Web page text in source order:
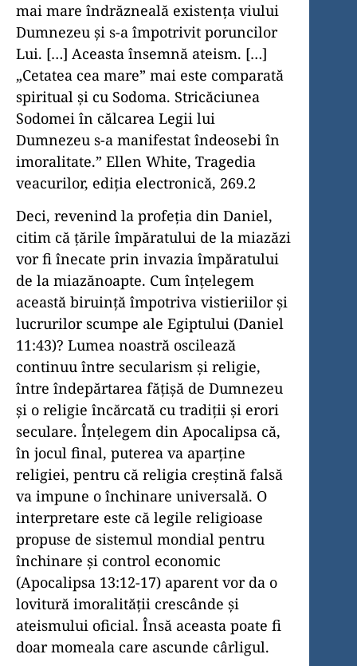
mai mare îndrăzneală existența viului
Dumnezeu și s-a împotrivit poruncilor
Lui. […] Aceasta însemnă ateism. […]
„Cetatea cea mare” mai este comparată
spiritual și cu Sodoma. Stricăciunea
Sodomei în călcarea Legii lui
Dumnezeu s-a manifestat îndeosebi în
imoralitate.” Ellen White, Tragedia
veacurilor, ediția electronică, 269.2
Deci, revenind la profeția din Daniel,
citim că țările împăratului de la miazăzi
vor fi înecate prin invazia împăratului
de la miazănoapte. Cum înțelegem
această biruință împotriva vistieriilor și
lucrurilor scumpe ale Egiptului (Daniel
11:43)? Lumea noastră oscilează
continuu între secularism și religie,
între îndepărtarea fățișă de Dumnezeu
și o religie încărcată cu tradiții și erori
seculare. Înțelegem din Apocalipsa că,
în jocul final, puterea va aparține
religiei, pentru că religia creștină falsă
va impune o închinare universală. O
interpretare este că legile religioase
propuse de sistemul mondial pentru
închinare și control economic
(Apocalipsa 13:12-17) aparent vor da o
lovitură imoralității crescânde și
ateismului oficial. Însă aceasta poate fi
doar momeala care ascunde cârligul.